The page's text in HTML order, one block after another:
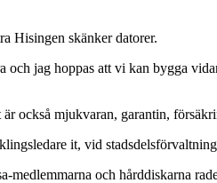
Hisingen skänker datorer.
jag hoppas att vi kan bygga
också mjukvaran, garantin,
it, vid
och hårddiskarna